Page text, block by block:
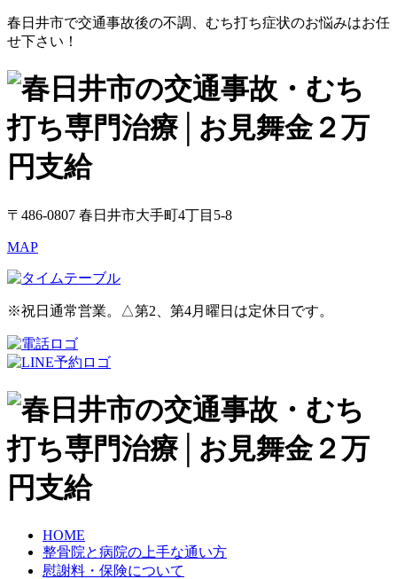
春日井市で交通事故後の不調、むち打ち症状のお悩みはお任
せ下さい！
〒486-0807 春日井市大手町4丁目5-8
MAP
※祝日通常営業。△第2、第4月曜日は定休日です。
HOME
整骨院と病院の上手な通い方
慰謝料・保険について